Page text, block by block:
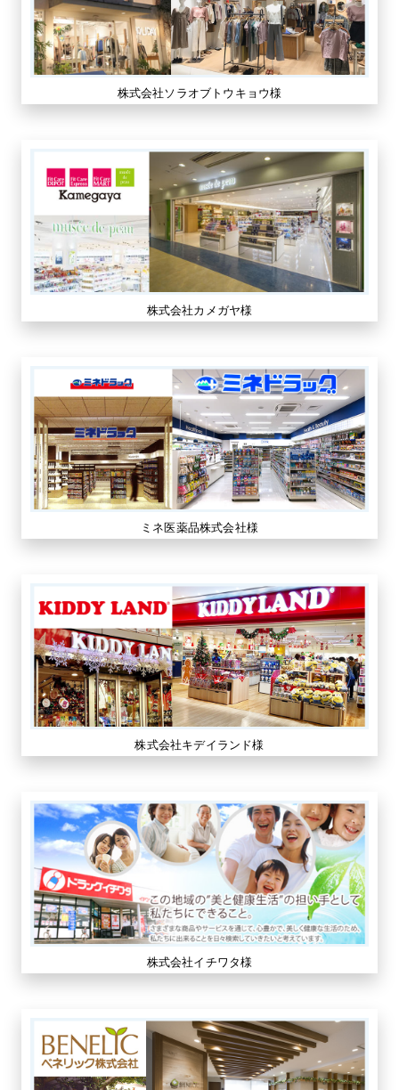
株式会社ソラオブトウキョウ様
株式会社カメガヤ様
ミネ医薬品株式会社様
株式会社キデイランド様
株式会社イチワタ様